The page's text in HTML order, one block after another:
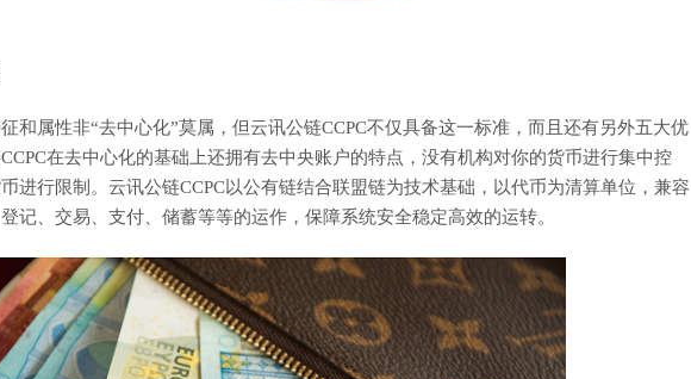
和属性非“去中心化”莫属，但云讯公链CCPC不仅具备这一标准，而且还有另外五大优
在去中心化的基础上还拥有去中央账户的特点，没有机构对你的货币进行集中控
进行限制。云讯公链CCPC以公有链结合联盟链为技术基础，以代币为清算单位，兼容
记、交易、支付、储蓄等等的运作，保障系统安全稳定高效的运转。